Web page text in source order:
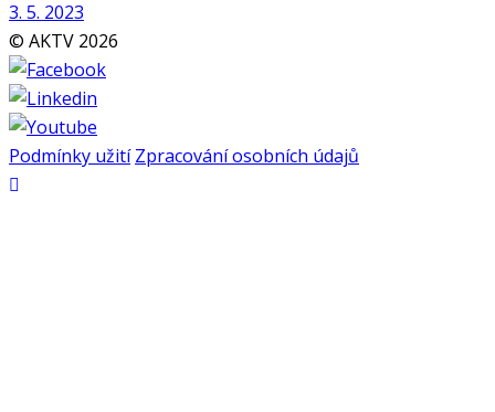
3. 5. 2023
© AKTV 2026
Podmínky užití Zpracování osobních údajů